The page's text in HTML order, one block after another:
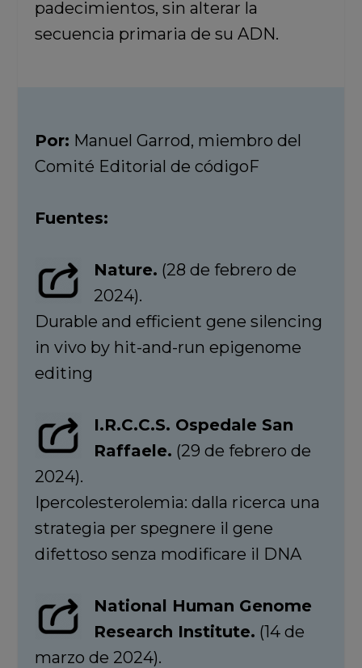
padecimientos, sin alterar la
secuencia primaria de su ADN.
Por: Manuel Garrod, miembro del
Comité Editorial de códigoF
Fuentes:
Nature. (28 de febrero de
2024).
Durable and efficient gene silencing
in vivo by hit-and-run epigenome
editing
I.R.C.C.S. Ospedale San
Raffaele. (29 de febrero de
2024).
Ipercolesterolemia: dalla ricerca una
strategia per spegnere il gene
difettoso senza modificare il DNA
National Human Genome
Research Institute. (14 de
marzo de 2024).